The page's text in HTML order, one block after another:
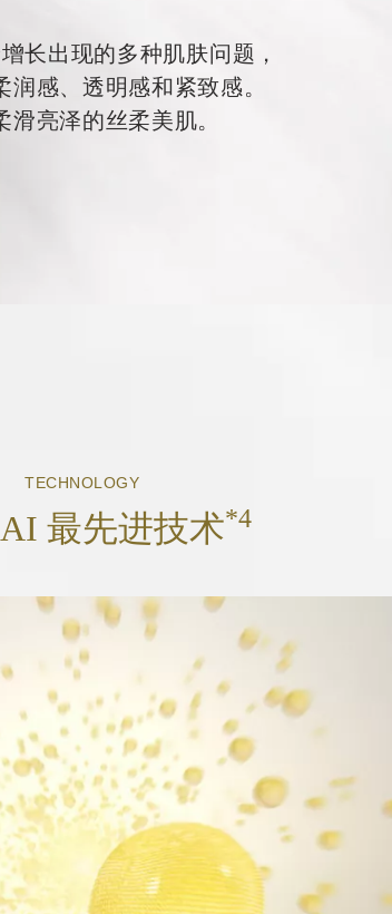
长出现的多种肌肤问题，
润感、透明感和紧致感。
滑亮泽的丝柔美肌。
TECHNOLOGY
最先进技术*4